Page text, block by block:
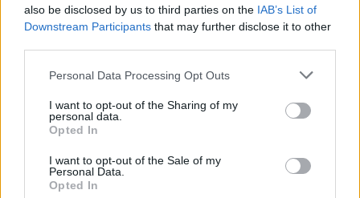
also be disclosed by us to third parties on the IAB’s List of
Downstream Participants that may further disclose it to other
Personal Data Processing Opt Outs
I want to opt-out of the Sharing of my
personal data.
Opted In
I want to opt-out of the Sale of my
Personal Data.
Opted In
v Jiráskových sadech stále
je po rekonstrukci a čeká na
VÍCE OD AUTORA